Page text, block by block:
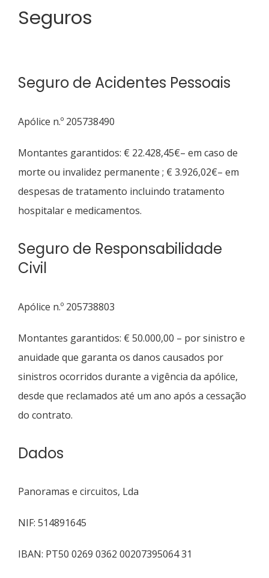
Seguros
Seguro de Acidentes Pessoais
Apólice n.º 205738490
Montantes garantidos: € 22.428,45€– em caso de
morte ou invalidez permanente ; € 3.926,02€– em
despesas de tratamento incluindo tratamento
hospitalar e medicamentos.
Seguro de Responsabilidade
Civil
Apólice n.º 205738803
Montantes garantidos: € 50.000,00 – por sinistro e
anuidade que garanta os danos causados por
sinistros ocorridos durante a vigência da apólice,
desde que reclamados até um ano após a cessação
do contrato.
Dados
Panoramas e circuitos, Lda
NIF: 514891645
IBAN: PT50 0269 0362 00207395064 31